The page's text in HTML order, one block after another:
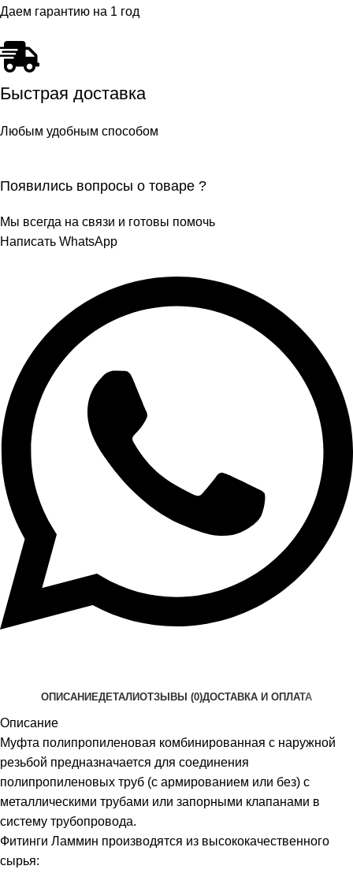
Даем гарантию на 1 год
Быстрая доставка
Любым удобным способом
Появились вопросы о товаре ?
Мы всегда на связи и готовы помочь
Написать WhatsApp
ОПИСАНИЕДЕТАЛИОТЗЫВЫ (0)ДОСТАВКА И ОПЛАТА
Описание
Муфта полипропиленовая комбинированная с наружной
резьбой предназначается для соединения
полипропиленовых труб (с армированием или без) с
металлическими трубами или запорными клапанами в
систему трубопровода.
Фитинги Ламмин производятся из высококачественного
сырья: